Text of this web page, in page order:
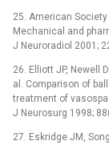
25. American
Mechanical and
J Neuroradiol 2001;
26. Elliott JP, Newell
al. Comparison of
treatment of
J Neurosurg 1998;
27. Eskridge JM,